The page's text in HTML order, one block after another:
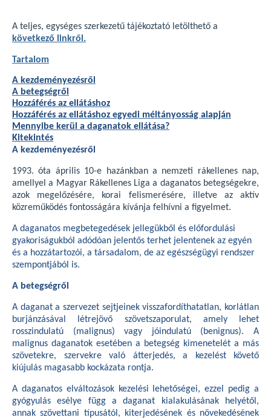
A teljes, egységes szerkezetű tájékoztató letölthető a
következő linkről.
Tartalom
A kezdeményezésről
A betegségről
Hozzáférés az ellátáshoz
Hozzáférés az ellátáshoz egyedi méltányosság alapján
Mennyibe kerül a daganatok ellátása?
Kitekintés
A kezdeményezésről
1993. óta április 10-e hazánkban a nemzeti rákellenes nap,
amellyel a Magyar Rákellenes Liga a daganatos betegségekre,
azok megelőzésére, korai felismerésére, illetve az aktív
közreműködés fontosságára kívánja felhívni a figyelmet.
A daganatos megbetegedések jellegükből és előfordulási
gyakoriságukból adódóan jelentős terhet jelentenek az egyén
és a hozzátartozói, a társadalom, de az egészségügyi rendszer
szempontjából is.
A betegségről
A daganat a szervezet sejtjeinek visszafordíthatatlan, korlátlan
burjánzásával létrejövő szövetszaporulat, amely lehet
rosszindulatú (malignus) vagy jóindulatú (benignus). A
malignus daganatok esetében a betegség kimenetelét a más
szövetekre, szervekre való átterjedés, a kezelést követő
kiújulás magasabb kockázata rontja.
A daganatos elváltozások kezelési lehetőségei, ezzel pedig a
gyógyulás esélye függ a daganat kialakulásának helyétől,
annak szövettani típusától, kiterjedésének és növekedésének